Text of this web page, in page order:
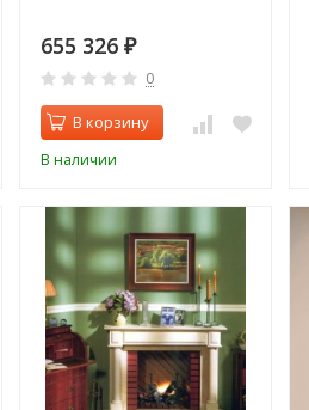
655 326 ₽
0
В корзину
В наличии